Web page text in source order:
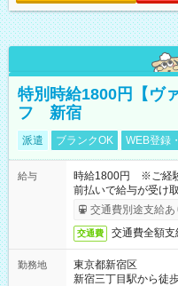
特別時給1800円【ヴ
フ 新宿
派遣 ブランクOK WEB登録
給与
時給1800円 ※ご経験
前払いで給与が受け
交通費別途支給あ
交通費 交通費全額支
勤務地
東京都新宿区
新宿三丁目駅から徒